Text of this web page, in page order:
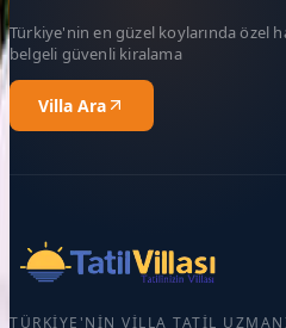
Türkiye'nin en güzel koylarında özel
belgeli güvenli kiralama
Villa Ara
TÜRKIYE'NIN VILLA TATIL